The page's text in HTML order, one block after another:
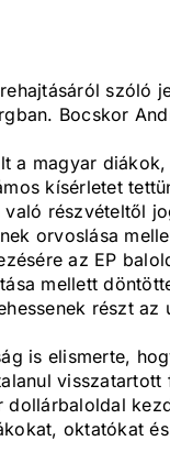
szóló
Bocskor
a magyar
kísérletet
részvételtől
orvoslása
az EP
mellett
részt az
is elismerte,
oktatókat